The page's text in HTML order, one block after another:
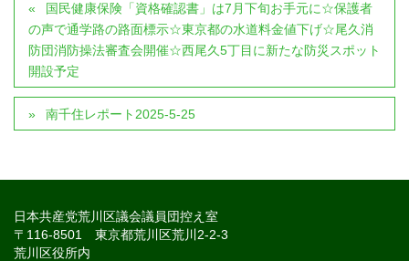
国民健康保険「資格確認書」は7月下旬お手元に☆保護者
の声で通学路の路面標示☆東京都の水道料金値下げ☆尾久消
防団消防操法審査会開催☆西尾久5丁目に新たな防災スポット
開設予定
南千住レポート2025-5-25
日本共産党荒川区議会議員団控え室
〒116-8501 東京都荒川区荒川2-2-3
荒川区役所内